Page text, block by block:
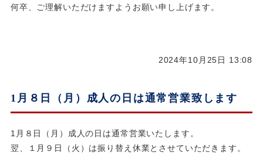
何卒、ご理解いただけますようお願い申し上げます。
2024年10月25日 13:08
1月８日（月）成人の日は通常営業致します
1月８日（月）成人の日は通常営業いたします。
翌、１月９日（火）は振り替え休業とさせていただきます。